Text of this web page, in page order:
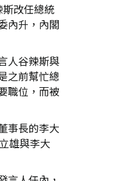
改任總統
內升，內閣
人谷辣斯與
之前幫忙總
職位，而被
事長的李大
雄與李大